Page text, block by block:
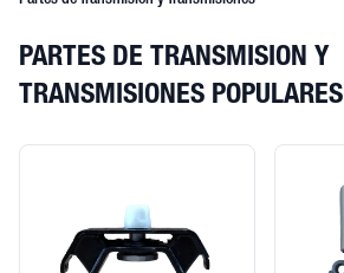
PARTES DE TRANSMISION Y
TRANSMISIONES POPULARES